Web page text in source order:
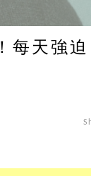
每天強